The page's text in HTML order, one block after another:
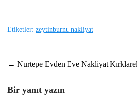
Etiketler: zeytinburnu nakliyat
Post
navigation
← Nurtepe Evden Eve Nakliyat
Bir yanıt yazın